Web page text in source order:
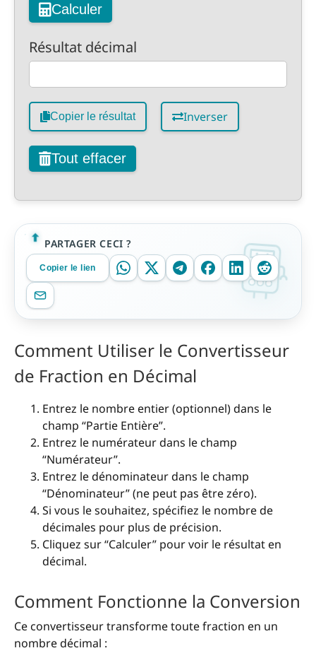
Calculer
Résultat décimal
Copier le résultat Inverser
Tout effacer
PARTAGER CECI ?
Copier le lien
Comment Utiliser le Convertisseur
de Fraction en Décimal
Entrez le nombre entier (optionnel) dans le
champ “Partie Entière”.
Entrez le numérateur dans le champ
“Numérateur”.
Entrez le dénominateur dans le champ
“Dénominateur” (ne peut pas être zéro).
Si vous le souhaitez, spécifiez le nombre de
décimales pour plus de précision.
Cliquez sur “Calculer” pour voir le résultat en
décimal.
Comment Fonctionne la Conversion
Ce convertisseur transforme toute fraction en un
nombre décimal :